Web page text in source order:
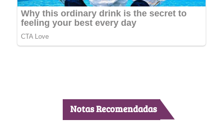
Notas Recomendadas